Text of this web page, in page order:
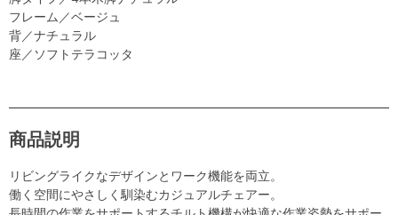
フレーム／ベージュ
背／ナチュラル
座／ソフトテラコッタ
商品説明
リビングライクなデザインとワーク機能を両立。
働く空間にやさしく馴染むカジュアルチェアー。